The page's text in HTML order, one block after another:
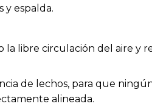
y espalda.
libre circulación del aire y
de lechos, para que
alineada.